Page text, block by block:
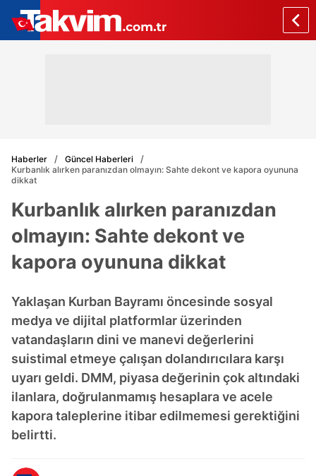
Haberler
Güncel Haberleri
Kurbanlık alırken paranızdan olmayın: Sahte dekont ve kapora oyununa
dikkat
Kurbanlık alırken paranızdan
olmayın: Sahte dekont ve
kapora oyununa dikkat
Yaklaşan Kurban Bayramı öncesinde sosyal
medya ve dijital platformlar üzerinden
vatandaşların dini ve manevi değerlerini
suistimal etmeye çalışan dolandırıcılara karşı
uyarı geldi. DMM, piyasa değerinin çok altındaki
ilanlara, doğrulanmamış hesaplara ve acele
kapora taleplerine itibar edilmemesi gerektiğini
belirtti.